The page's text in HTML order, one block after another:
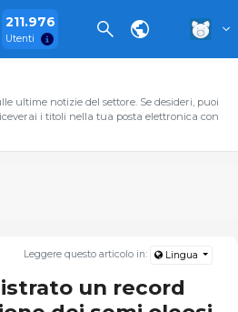
211.976
Utenti
ultime notizie del settore. Se desideri, puoi
i titoli nella tua posta elettronica con
Leggere questo articolo in: Lingua
un record